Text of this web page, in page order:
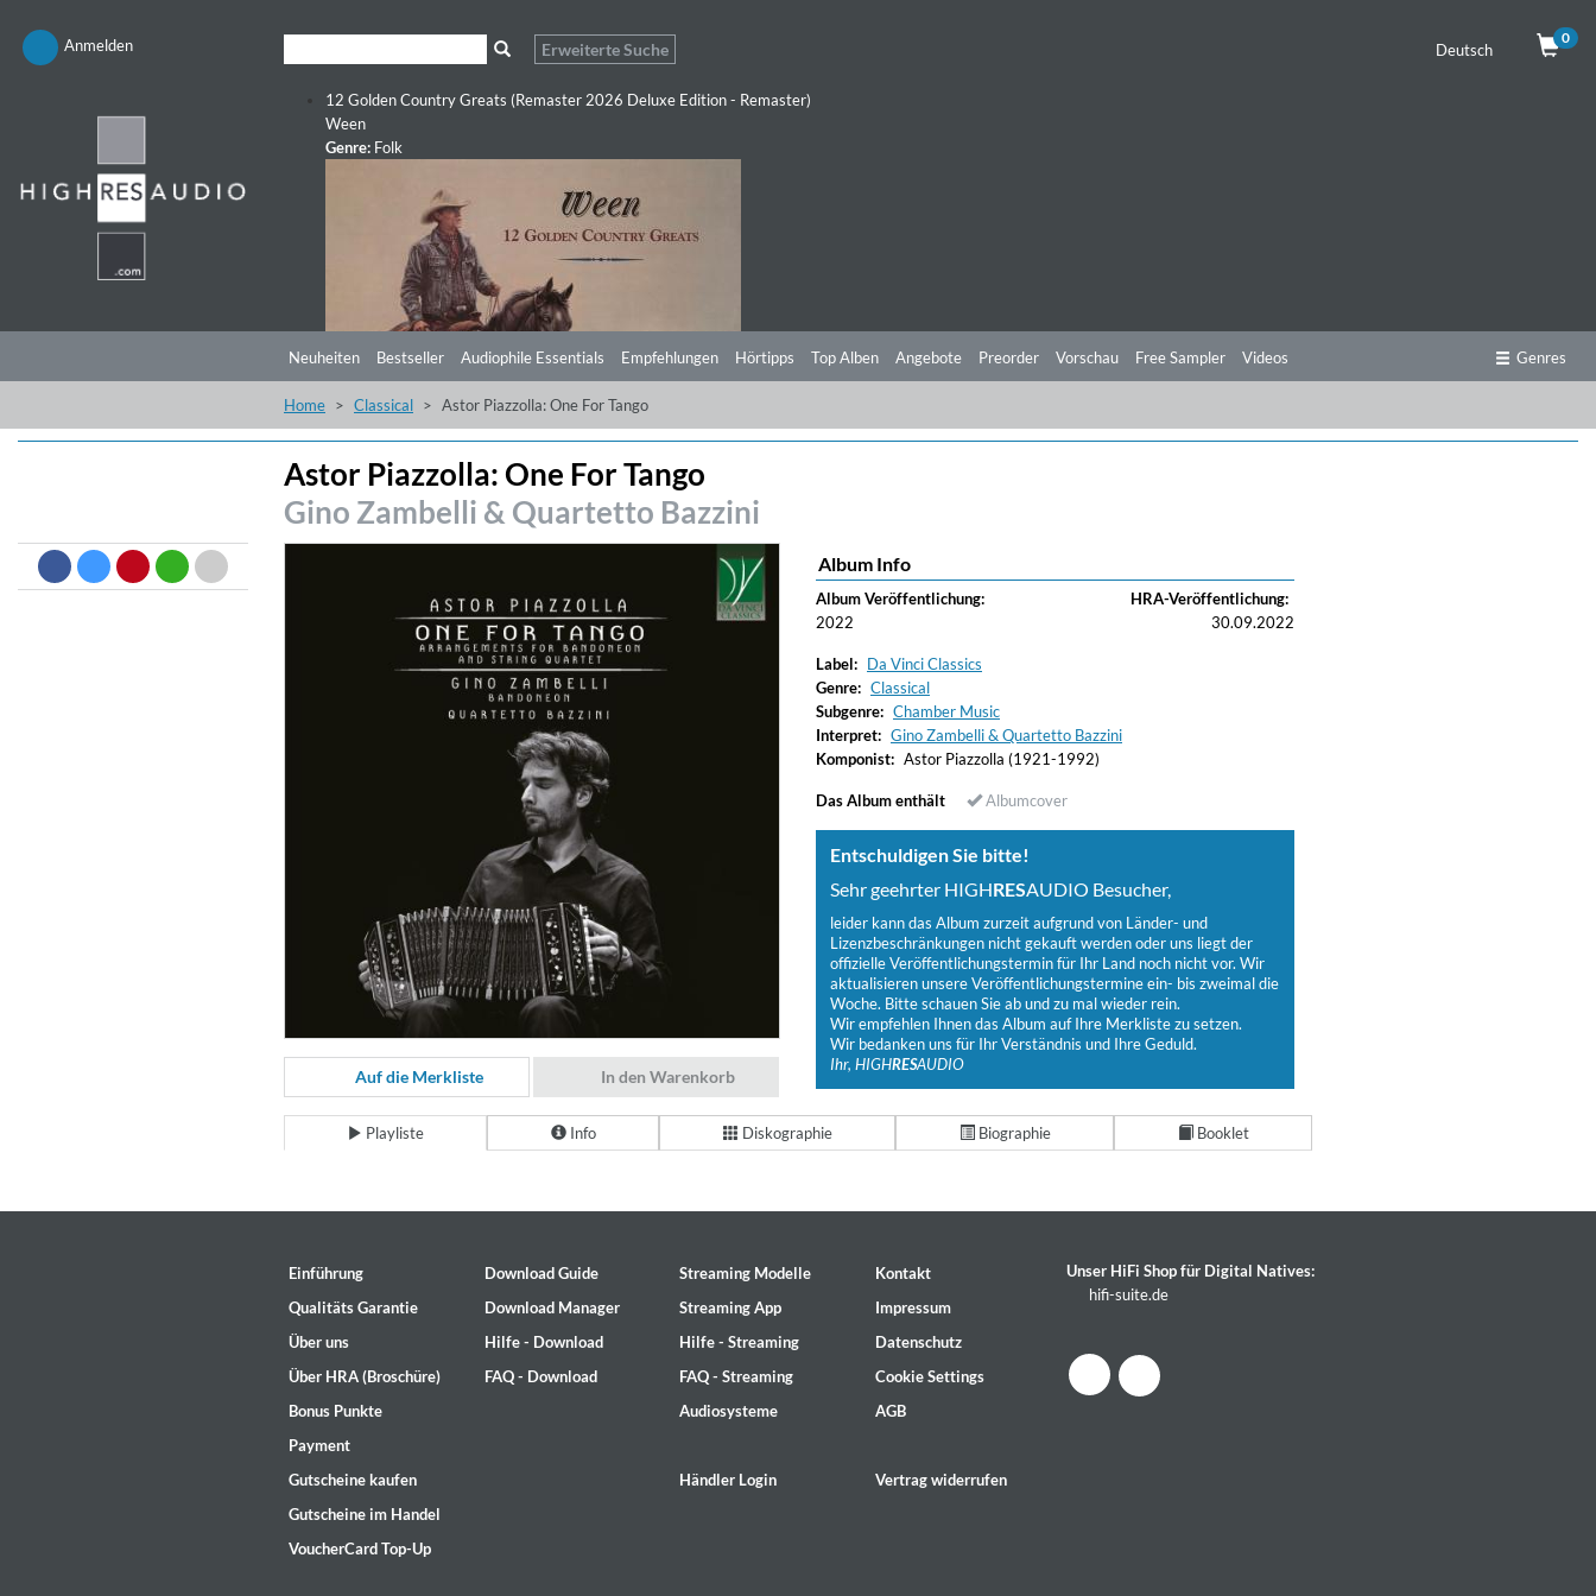
Anmelden Erweiterte Suche Deutsch
0
12 Golden Country Greats (Remaster 2026 Deluxe Edition - Remaster)
Ween
Genre: Folk
Coherence
Cindy Blackman Santana
Genre:Jazz
Convergence (Reference Edition)
Neuheiten Bestseller Audiophile Essentials Empfehlungen Hörtipps Top Alben Angebote Preorder Vorschau Free Sampler Videos Genres
Home Classical Astor Piazzolla: One For Tango
Astor Piazzolla: One For Tango
Gino Zambelli & Quartetto Bazzini
Auf die Merkliste In den Warenkorb
Album Info
Album Veröffentlichung:
2022
HRA-Veröffentlichung:
30.09.2022
Label: Da Vinci Classics
Genre: Classical
Subgenre: Chamber Music
Interpret: Gino Zambelli & Quartetto Bazzini
Komponist: Astor Piazzolla (1921-1992)
Das Album enthält Albumcover
Entschuldigen Sie bitte!
Sehr geehrter HIGHRESAUDIO Besucher,
leider kann das Album zurzeit aufgrund von Länder- und
Lizenzbeschränkungen nicht gekauft werden oder uns liegt der
offizielle Veröffentlichungstermin für Ihr Land noch nicht vor. Wir
aktualisieren unsere Veröffentlichungstermine ein- bis zweimal die
Woche. Bitte schauen Sie ab und zu mal wieder rein.
Wir empfehlen Ihnen das Album auf Ihre Merkliste zu setzen.
Wir bedanken uns für Ihr Verständnis und Ihre Geduld.
Ihr, HIGHRESAUDIO
Playliste Info Diskographie Biographie Booklet
Einführung
Qualitäts Garantie
Über uns
Über HRA (Broschüre)
Bonus Punkte
Payment
Gutscheine kaufen
Gutscheine im Handel
VoucherCard Top-Up
Download Guide
Download Manager
Hilfe - Download
FAQ - Download
Streaming Modelle
Streaming App
Hilfe - Streaming
FAQ - Streaming
Audiosysteme
Händler Login
Kontakt
Impressum
Datenschutz
Cookie Settings
AGB
Vertrag widerrufen
Unser HiFi Shop für Digital Natives:
hifi-suite.de